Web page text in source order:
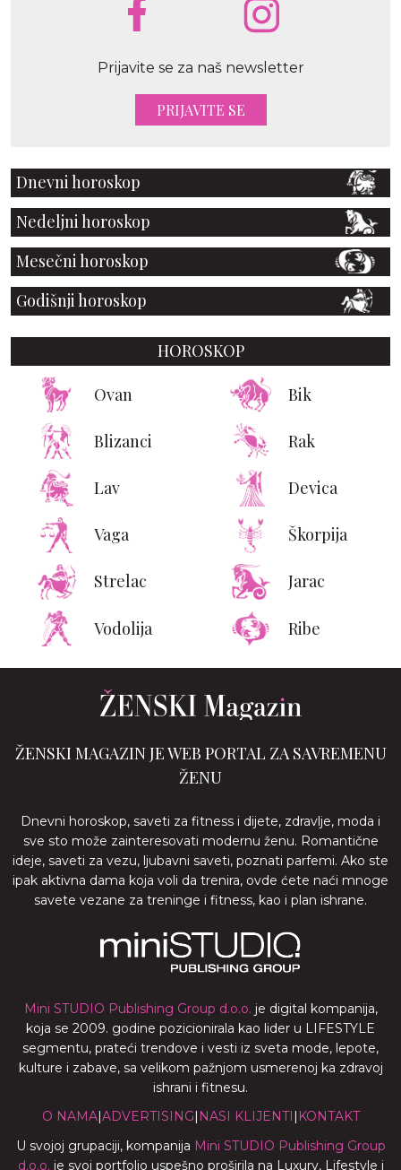
Prijavite se za naš newsletter
PRIJAVITE SE
Dnevni horoskop
Nedeljni horoskop
Mesečni horoskop
Godišnji horoskop
HOROSKOP
Ovan Bik
Blizanci Rak
Lav Devica
Vaga Škorpija
Strelac Jarac
Vodolija Ribe
ŽENSKI MAGAZIN JE WEB PORTAL ZA SAVREMENU
ŽENU
Dnevni horoskop, saveti za fitness i dijete, zdravlje, moda i
sve sto može zainteresovati modernu ženu. Romantične
ideje, saveti za vezu, ljubavni saveti, poznati parfemi. Ako ste
ipak aktivna dama koja voli da trenira, ovde ćete naći mnoge
savete vezane za treninge i fitness, kao i plan ishrane.
Mini STUDIO Publishing Group d.o.o. je digital kompanija,
koja se 2009. godine pozicionirala kao lider u LIFESTYLE
segmentu, prateći trendove i vesti iz sveta mode, lepote,
kulture i zabave, sa velikom pažnjom usmerenoj ka zdravoj
ishrani i fitnesu.
O NAMA|ADVERTISING| NASI KLIJENTI | KONTAKT
U svojoj grupaciji, kompanija Mini STUDIO Publishing Group
d.o.o. je svoj portfolio uspešno proširila na Luxury, Lifestyle i